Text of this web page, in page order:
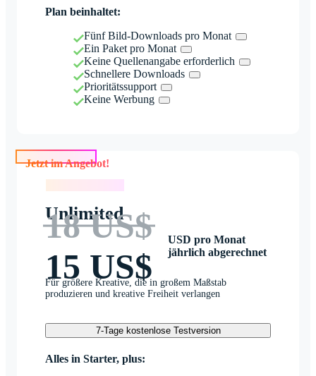
Plan beinhaltet:
Fünf Bild-Downloads pro Monat
Ein Paket pro Monat
Keine Quellenangabe erforderlich
Schnellere Downloads
Prioritätssupport
Keine Werbung
Jetzt im Angebot!
Unlimited
18 US$
15 US$
USD pro Monat
jährlich abgerechnet
Für größere Kreative, die in großem Maßstab
produzieren und kreative Freiheit verlangen
7-Tage kostenlose Testversion
Alles in Starter, plus: